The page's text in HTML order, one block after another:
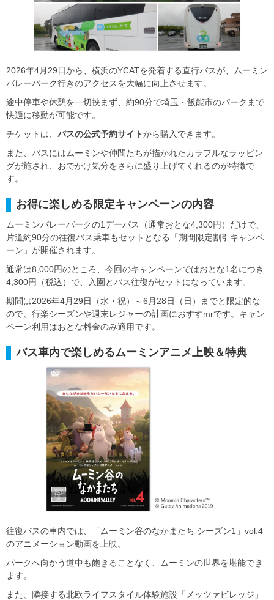
2026年4月29日から、横浜のYCATを発着する直行バスが、ムーミン
バレーパーク行きのアクセスを大幅に向上させます。
途中停車や休憩を一切挟まず、約90分で埼玉・飯能市のパークまで
快適に移動が可能です。
チケットは、 バスの公式予約サイトから購入できます。
また、バスにはムーミンや仲間たちが描かれたカラフルなラッピン
グが施され、おでかけ気分をさらに盛り上げてくれるのが特徴で
す。
お得に楽しめる限定キャンペーンの内容
ムーミンバレーパークの1デーパス（通常おとな4,300円）だけで、
片道約90分の往復バス乗車もセットとなる「期間限定割引キャンペ
ーン」が開催されます。
通常は8,000円のところ、今回のキャンペーンではおとな1名につき
4,300円（税込）で、入園とバス往復がセットになっています。
期間は2026年4月29日（水・祝）～6月28日（日）までと限定的な
ので、行楽シーズンや週末レジャーの計画におすすmrです。キャン
ペーン利用はおとな料金のみ適用です。
バス車内で楽しめるムーミンアニメ上映＆特典
往復バスの車内では、「ムーミン谷のなかまたち シーズン1」vol.4
のアニメーション動画を上映。
パークへ向かう道中も飽きることなく、ムーミンの世界を堪能でき
ます。
また、隣接する北欧ライフスタイル体験施設「メッツァビレッジ」